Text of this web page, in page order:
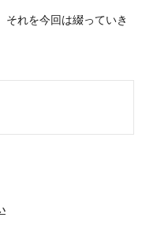
それを今回は綴っていき